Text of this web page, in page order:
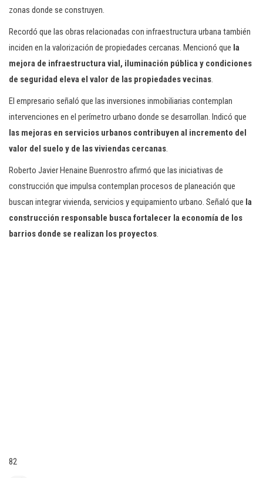
zonas donde se construyen.
Recordó que las obras relacionadas con infraestructura urbana también
inciden en la valorización de propiedades cercanas. Mencionó que la
mejora de infraestructura vial, iluminación pública y condiciones
de seguridad eleva el valor de las propiedades vecinas.
El empresario señaló que las inversiones inmobiliarias contemplan
intervenciones en el perímetro urbano donde se desarrollan. Indicó que
las mejoras en servicios urbanos contribuyen al incremento del
valor del suelo y de las viviendas cercanas.
Roberto Javier Henaine Buenrostro afirmó que las iniciativas de
construcción que impulsa contemplan procesos de planeación que
buscan integrar vivienda, servicios y equipamiento urbano. Señaló que la
construcción responsable busca fortalecer la economía de los
barrios donde se realizan los proyectos.
82